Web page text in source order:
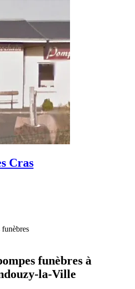
Cras
funèbres
funèbres à
la-Ville